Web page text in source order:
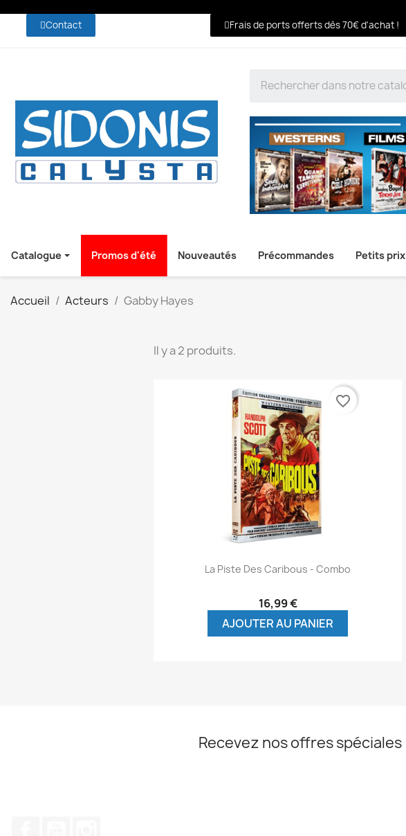
Contact Frais de ports offerts dès 70€ d'achat !
Catalogue Promos d'été Nouveautés Précommandes Petits prix
Accueil Acteurs Gabby Hayes
Il y a 2 produits.
Aperçu rapide
La Piste Des Caribous - Combo
16,99 €
AJOUTER AU PANIER
favorite_border
Recevez nos offres spéciales